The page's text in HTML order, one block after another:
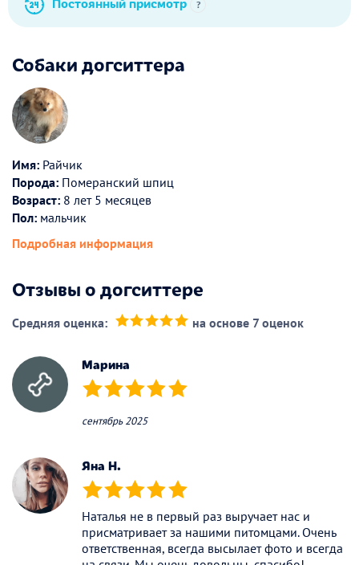
?
Собаки догситтера
Имя: Райчик
Порода: Померанский шпиц
Возраст: 8 лет 5 месяцев
Пол: мальчик
Подробная информация
Отзывы о догситтере
Средняя оценка: на основе 7 оценок
Марина
(*) (*) (*) (*) (*)
сентябрь 2025
Яна Н.
(*) (*) (*) (*) (*)
Наталья не в первый раз выручает нас и
присматривает за нашими питомцами. Очень
ответственная, всегда высылает фото и всегда